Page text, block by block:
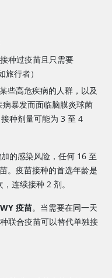
种过疫苗且只需要
行者）
些高危疾病的人群，以及
暴发而面临脑膜炎球菌
种剂量可能为 3 至 4
的感染风险，任何 16 至
。疫苗接种的首选年龄是
连续接种 2 剂。
疫苗。当需要在同一天
联合疫苗可以替代单独接